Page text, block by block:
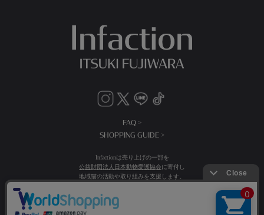
FAQ >
SHOPPING GUIDE >
Infactionは売り上げの一部を
公益財団法人日本動物愛護協会に寄付し
地域猫の活動や取り組みを支援します。
15,000円(税込)以上お買い上げで送料無料